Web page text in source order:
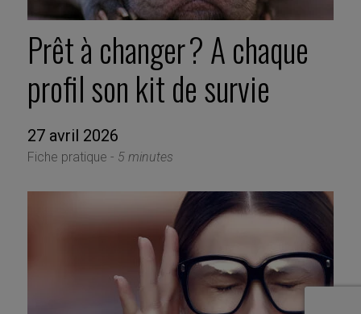
Prêt à changer ? A chaque
profil son kit de survie
27 avril 2026
Fiche pratique - 5 minutes